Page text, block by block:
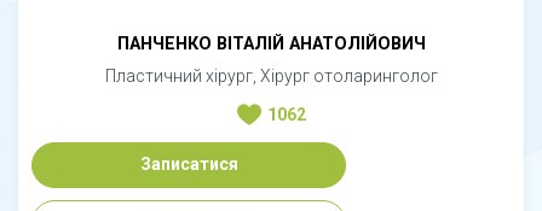
ПАНЧЕНКО ВІТАЛІЙ АНАТОЛІЙОВИЧ
Пластичний хірург, Хірург отоларинголог
1062
Записатися